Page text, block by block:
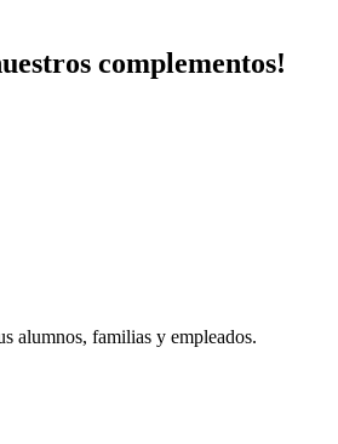
complementos!
alumnos, familias y empleados.